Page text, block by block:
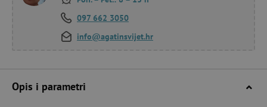
097 662 3050
info@agatinsvijet.hr
Opis i parametri